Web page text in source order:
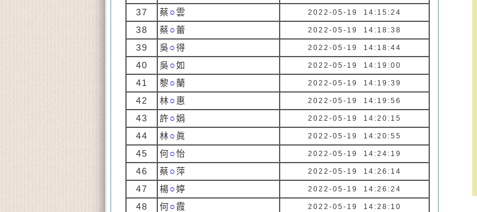
37 蔡○雲 2022-05-19 14:15:24
38 蔡○ 蕾 2022-05-19 14:18:38
39 吳○得 2022-05-19 14:18:44
40 吳○如 2022-05-19 14:19:00
41 黎○ 蘭 2022-05-19 14:19:39
42 林○ 惠 2022-05-19 14:19:56
43 許○娟 2022-05-19 14:20:15
44 林○ 眞 2022-05-19 14:20:55
45 何○怡 2022-05-19 14:24:19
46 蔡○ 萍 2022-05-19 14:26:14
47 楊○婷 2022-05-19 14:26:24
48 何○ 霞 2022-05-19 14:28:10